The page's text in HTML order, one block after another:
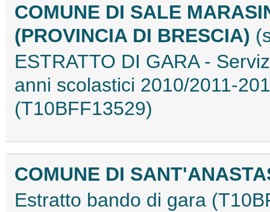
COMUNE DI SALE
(PROVINCIA DI BRESCIA)
ESTRATTO DI GARA -
anni scolastici 2010/2011-
(T10BFF13529)
COMUNE DI
Estratto bando di gara